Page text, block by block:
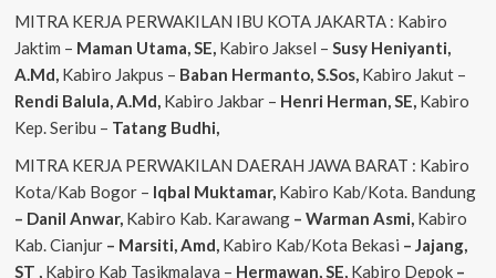
MITRA KERJA PERWAKILAN IBU KOTA JAKARTA : Kabiro
Jaktim – Maman Utama, SE, Kabiro Jaksel – Susy Heniyanti,
A.Md, Kabiro Jakpus – Baban Hermanto, S.Sos, Kabiro Jakut –
Rendi Balula, A.Md, Kabiro Jakbar – Henri Herman, SE, Kabiro
Kep. Seribu – Tatang Budhi,
MITRA KERJA PERWAKILAN DAERAH JAWA BARAT : Kabiro
Kota/Kab Bogor – Iqbal Muktamar, Kabiro Kab/Kota. Bandung
– Danil Anwar, Kabiro Kab. Karawang – Warman Asmi, Kabiro
Kab. Cianjur– Marsiti, Amd, Kabiro Kab/Kota Bekasi – Jajang,
ST , Kabiro Kab Tasikmalaya – Hermawan, SE, Kabiro Depok–